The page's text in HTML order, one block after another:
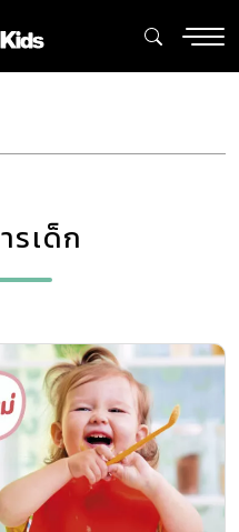
รเด็ก